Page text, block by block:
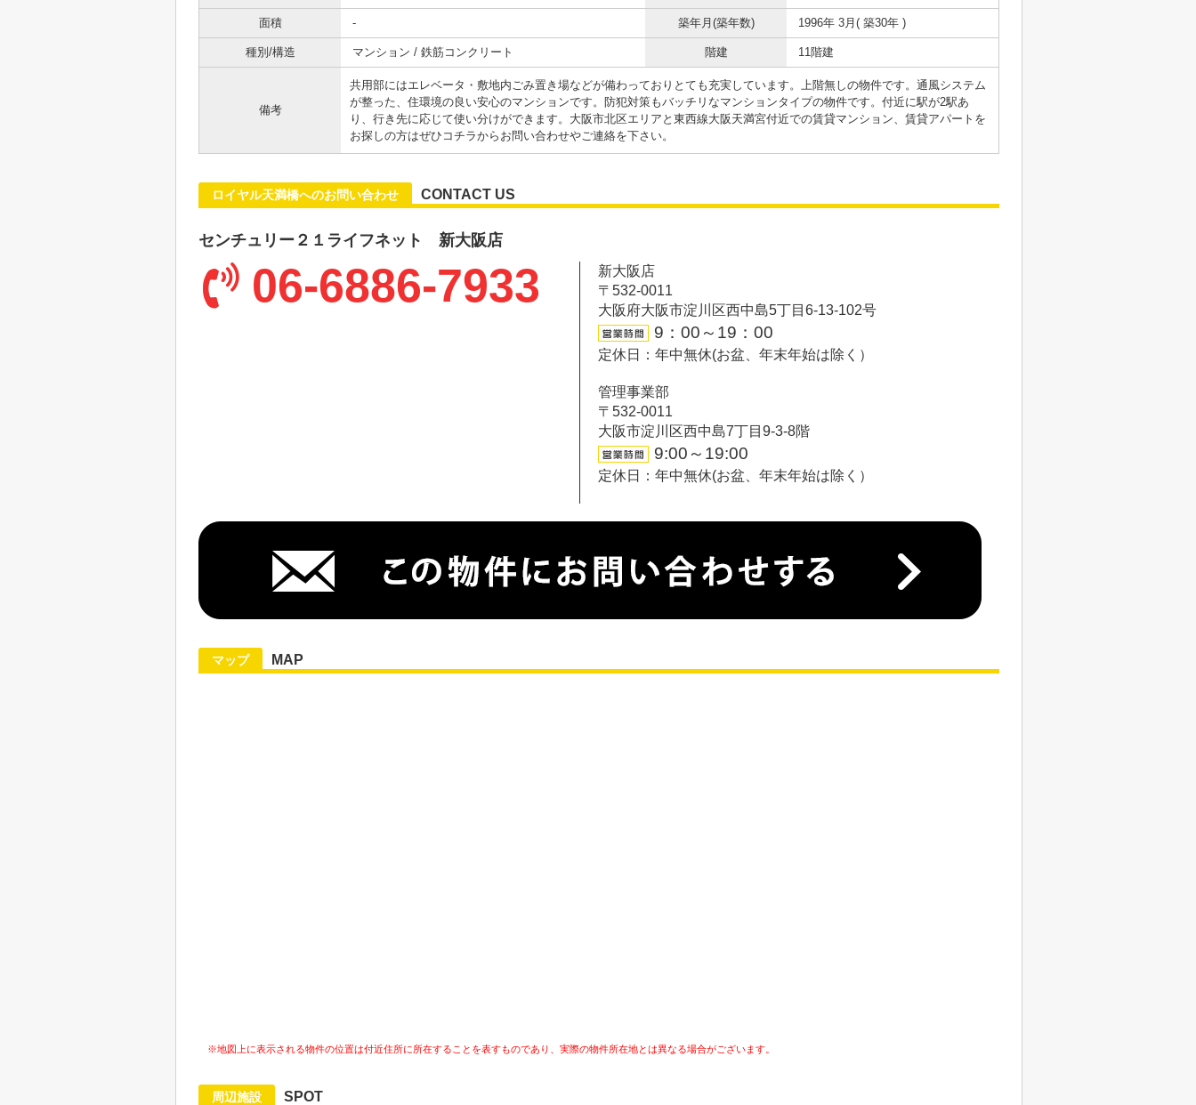
面積 - 築年月(築年数) 1996年 3月( 築30年 )
種別/構造 マンション / 鉄筋コンクリート 階建 11階建
備考
共用部にはエレベータ・敷地内ごみ置き場などが備わっておりとても充実しています。上階無しの物件です。通風システム
が整った、住環境の良い安心のマンションです。防犯対策もバッチリなマンションタイプの物件です。付近に駅が2駅あ
り、行き先に応じて使い分けができます。大阪市北区エリアと東西線大阪天満宮付近での賃貸マンション、賃貸アパートを
お探しの方はぜひコチラからお問い合わせやご連絡を下さい。
ロイヤル天満橋へのお問い合わせ CONTACT US
センチュリー２１ライフネット 新大阪店
06-6886-7933
新大阪店
〒532-0011
大阪府大阪市淀川区西中島5丁目6-13-102号
9：00～19：00
定休日：年中無休(お盆、年末年始は除く）
管理事業部
〒532-0011
大阪市淀川区西中島7丁目9-3-8階
9:00～19:00
定休日：年中無休(お盆、年末年始は除く）
マップ MAP
※地図上に表示される物件の位置は付近住所に所在することを表すものであり、実際の物件所在地とは異なる場合がございます。
周辺施設 SPOT